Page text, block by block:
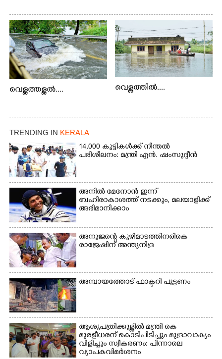
വെള്ളത്തള്ളൽ.... വെള്ളത്തിൽ....
TRENDING IN KERALA
14,000 കുട്ടികൾക്ക് നീന്തൽ
പരിശീലനം: മന്ത്രി എൻ. ഷംസുദ്ദീൻ
അനിൽ മേനോൻ ഇന്ന്
ബഹിരാകാശത്ത് നടക്കും, മലയാളിക്ക്
അഭിമാനിക്കാം
അനുജന്റെ കുഴിമാടത്തിനരികെ
രാജേഷിന് അന്ത്യനിദ്ര
അമ്പായത്തോട് ഫാക്ടറി പൂട്ടണം
ആശുപത്രിക്കുള്ളിൽ മന്ത്രി കെ
മുരളീധരന് കൊടിപിടിച്ചും മുദ്രാവാക്യം
വിളിച്ചും സ്വീകരണം: പിന്നാലെ
വ്യാപകവിമർശനം